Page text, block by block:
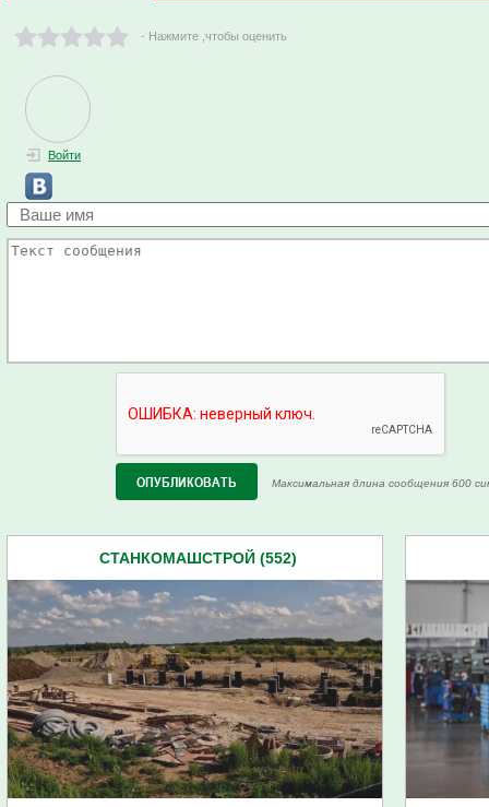
- Нажмите ,чтобы оценить
Войти
Максимальная длина сообщения 600
СТАНКОМАШСТРОЙ (552)